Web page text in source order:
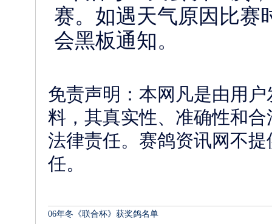
赛。如遇天气原因比赛
会黑板通知。
免责声明：本网凡是由用
料，其真实性、准确性和
法律责任。赛鸽资讯网不
任。
06年冬《联合杯》获奖鸽名单